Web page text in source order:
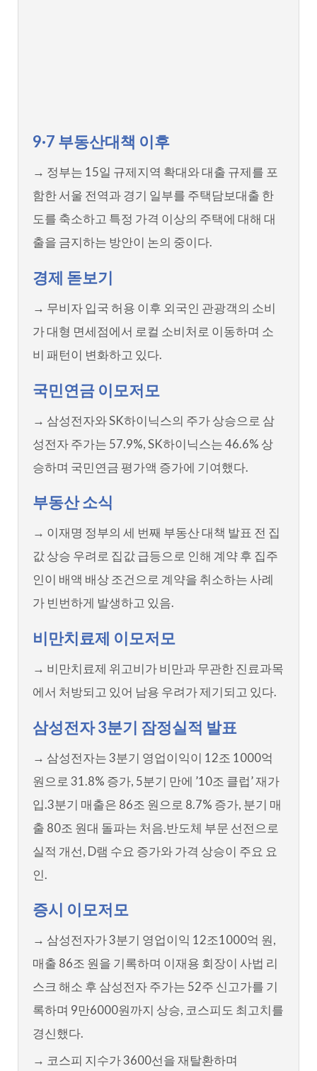
9·7 부동산대책 이후
→ 정부는 15일 규제지역 확대와 대출 규제를 포
함한 서울 전역과 경기 일부를 주택담보대출 한
도를 축소하고 특정 가격 이상의 주택에 대해 대
출을 금지하는 방안이 논의 중이다.
경제 돋보기
→ 무비자 입국 허용 이후 외국인 관광객의 소비
가 대형 면세점에서 로컬 소비처로 이동하며 소
비 패턴이 변화하고 있다.
국민연금 이모저모
→ 삼성전자와 SK하이닉스의 주가 상승으로 삼
성전자 주가는 57.9%, SK하이닉스는 46.6% 상
승하며 국민연금 평가액 증가에 기여했다.
부동산 소식
→ 이재명 정부의 세 번째 부동산 대책 발표 전 집
값 상승 우려로 집값 급등으로 인해 계약 후 집주
인이 배액 배상 조건으로 계약을 취소하는 사례
가 빈번하게 발생하고 있음.
비만치료제 이모저모
→ 비만치료제 위고비가 비만과 무관한 진료과목
에서 처방되고 있어 남용 우려가 제기되고 있다.
삼성전자 3분기 잠정실적 발표
→ 삼성전자는 3분기 영업이익이 12조 1000억
원으로 31.8% 증가, 5분기 만에 ’10조 클럽’ 재가
입.3분기 매출은 86조 원으로 8.7% 증가, 분기 매
출 80조 원대 돌파는 처음.반도체 부문 선전으로
실적 개선, D램 수요 증가와 가격 상승이 주요 요
인.
증시 이모저모
→ 삼성전자가 3분기 영업이익 12조1000억 원,
매출 86조 원을 기록하며 이재용 회장이 사법 리
스크 해소 후 삼성전자 주가는 52주 신고가를 기
록하며 9만6000원까지 상승, 코스피도 최고치를
경신했다.
→ 코스피 지수가 3600선을 재탈환하며